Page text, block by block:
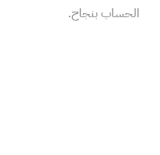
الحساب بنجاح.